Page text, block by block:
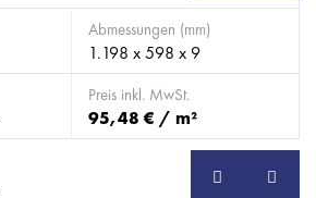
Abmessungen (mm)
1.198 x 598 x 9
Preis inkl. MwSt.
95,48 € / m²
SB